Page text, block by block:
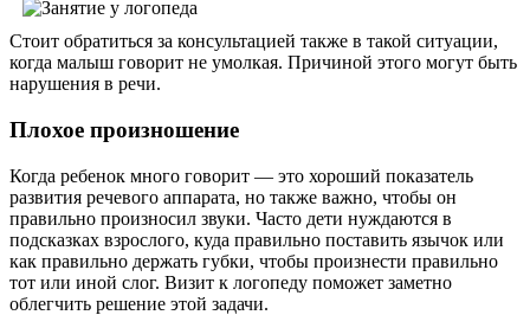
Стоит обратиться за консультацией также в такой ситуации,
когда малыш говорит не умолкая. Причиной этого могут быть
нарушения в речи.
Плохое произношение
Когда ребенок много говорит — это хороший показатель
развития речевого аппарата, но также важно, чтобы он
правильно произносил звуки. Часто дети нуждаются в
подсказках взрослого, куда правильно поставить язычок или
как правильно держать губки, чтобы произнести правильно
тот или иной слог. Визит к логопеду поможет заметно
облегчить решение этой задачи.